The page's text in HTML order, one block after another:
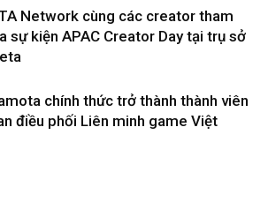
Network cùng các creator tham
sự kiện APAC Creator Day tại trụ sở
chính thức trở thành thành viên
điều phối Liên minh game Việt